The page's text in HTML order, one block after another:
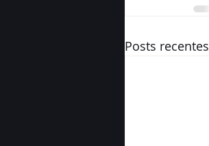
Posts recentes